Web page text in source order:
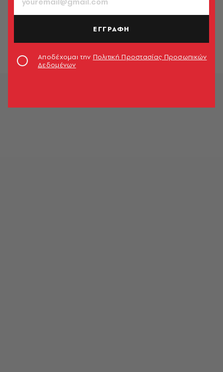
ΠΟΛΙΤΙΚΗ & ΟΙΚΟΝΟΜΙΑ
Κρεμλίνο: Στα σκαριά η επίσκεψη
Τσίπρα
Newsroom
ΕΓΓΡΑΦΗ
Αποδέχομαι την Πολιτική Προστασίας Προσωπικών
Δεδομένων